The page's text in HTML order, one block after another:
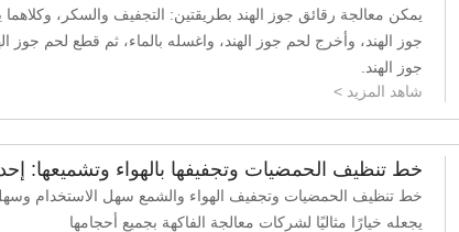
يمكن معالجة رقائق جوز الهند بطريقتين: التجفيف والسكر،
جوز الهند، وأخرج لحم جوز الهند، واغسله بالماء، ثم قطع لحم
جوز الهند.
شاهد المزيد >
خط تنظيف الحمضيات وتجفيفها بالهواء وتشميعها:
خط تنظيف الحمضيات وتجفيف الهواء والشمع سهل الاستخدام
يجعله خيارًا مثاليًا لشركات معالجة الفاكهة بجميع أحجامها